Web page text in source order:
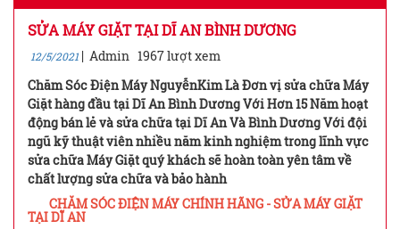
SỬA MÁY GIẶT TẠI DĨ AN BÌNH DƯƠNG
12/5/2021 | Admin 1967 lượt xem
Chăm Sóc Điện Máy NguyễnKim Là Đơn vị sửa chữa Máy
Giặt hàng đầu tại Dĩ An Bình Dương Với Hơn 15 Năm hoạt
động bán lẻ và sửa chữa tại Dĩ An Và Bình Dương Với đội
ngũ kỹ thuật viên nhiều năm kinh nghiệm trong lĩnh vực
sửa chữa Máy Giặt quý khách sẽ hoàn toàn yên tâm về
chất lượng sửa chữa và bảo hành
CHĂM SÓC ĐIỆN MÁY CHÍNH HÃNG - SỬA MÁY GIẶT
TẠI DĨ AN